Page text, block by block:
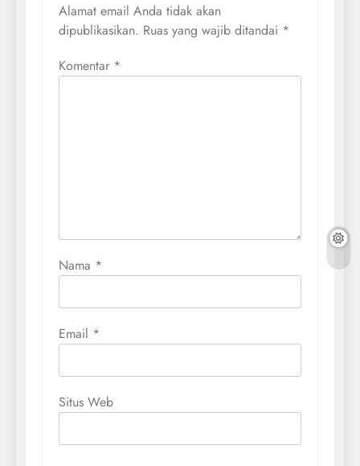
Alamat email Anda tidak akan
dipublikasikan. Ruas yang wajib ditandai *
Komentar *
Nama *
Email *
Situs Web